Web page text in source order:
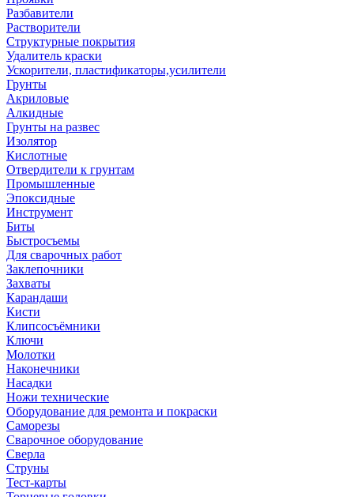
Разбавители
Растворители
Структурные покрытия
Удалитель краски
Ускорители, пластификаторы,усилители
Грунты
Акриловые
Алкидные
Грунты на развес
Изолятор
Кислотные
Отвердители к грунтам
Промышленные
Эпоксидные
Инструмент
Биты
Быстросъемы
Для сварочных работ
Заклепочники
Захваты
Карандаши
Кисти
Клипсосъёмники
Ключи
Молотки
Наконечники
Насадки
Ножи технические
Оборудование для ремонта и покраски
Саморезы
Сварочное оборудование
Сверла
Струны
Тест-карты